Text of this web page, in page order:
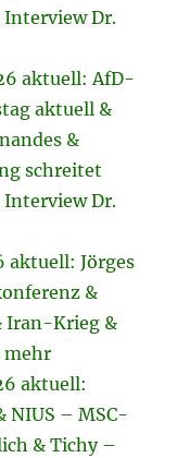
Interview Dr.
aktuell: AfD-
aktuell &
&
schreitet
Interview Dr.
aktuell: Jörges
&
Iran-Krieg &
mehr
aktuell:
NIUS – MSC-
& Tichy –